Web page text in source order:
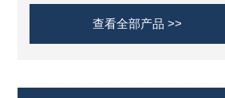
查看全部产品 >>